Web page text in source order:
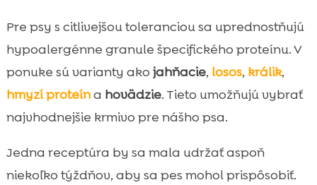
Pre psy s citlivejšou toleranciou sa uprednostňujú
hypoalergénne granule špecifického proteínu. V
ponuke sú varianty ako jahňacie, losos, králik,
hmyzí proteína hovädzie. Tieto umožňujú vybrať
najvhodnejšie krmivo pre nášho psa.
Jedna receptúra by sa mala udržať aspoň
niekoľko týždňov, aby sa pes mohol prispôsobiť.